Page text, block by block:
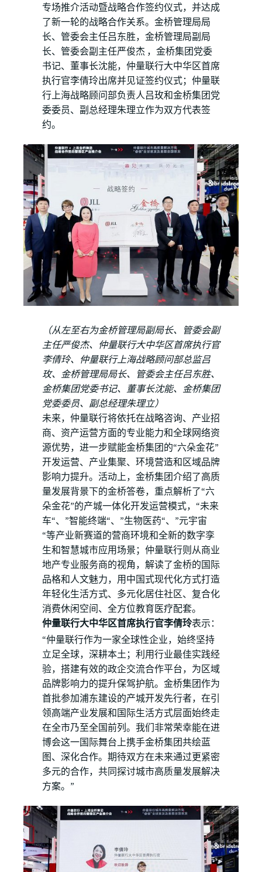
专场推介活动暨战略合作签约仪式，并达成
了新一轮的战略合作关系。金桥管理局局
长、管委会主任吕东胜，金桥管理局副局
长、管委会副主任严俊杰 ，金桥集团党委
书记、董事长沈能，仲量联行大中华区首席
执行官李倩玲出席并见证签约仪式；仲量联
行上海战略顾问部负责人吕玫和金桥集团党
委委员、副总经理朱理立作为双方代表签
约。
（从左至右为金桥管理局副局长、管委会副
主任严俊杰、仲量联行大中华区首席执行官
李倩玲、仲量联行上海战略顾问部总监吕
玫、金桥管理局局长、管委会主任吕东胜、
金桥集团党委书记、董事长沈能、金桥集团
党委委员、副总经理朱理立）
未来，仲量联行将依托在战略咨询、产业招
商、资产运营方面的专业能力和全球网络资
源优势，进一步赋能金桥集团的“六朵金花”
开发运营、产业集聚、环境营造和区域品牌
影响力提升。活动上，金桥集团介绍了高质
量发展背景下的金桥答卷，重点解析了“六
朵金花”的产城一体化开发运营模式，“未来
车“、”智能终端“、”生物医药“、”元宇宙
“等产业新赛道的营商环境和全新的数字孪
生和智慧城市应用场景；仲量联行则从商业
地产专业服务商的视角，解读了金桥的国际
品格和人文魅力，用中国式现代化方式打造
年轻化生活方式、多元化居住社区、复合化
消费休闲空间、全方位教育医疗配套。
仲量联行大中华区首席执行官李倩玲表示：
“仲量联行作为一家全球性企业，始终坚持
立足全球，深耕本土；利用行业最佳实践经
验，搭建有效的政企交流合作平台，为区域
品牌影响力的提升保驾护航。金桥集团作为
首批参加浦东建设的产城开发先行者，在引
领高端产业发展和国际生活方式层面始终走
在全市乃至全国前列。我们非常荣幸能在进
博会这一国际舞台上携手金桥集团共绘蓝
图、深化合作。期待双方在未来通过更紧密
多元的合作，共同探讨城市高质量发展解决
方案。”